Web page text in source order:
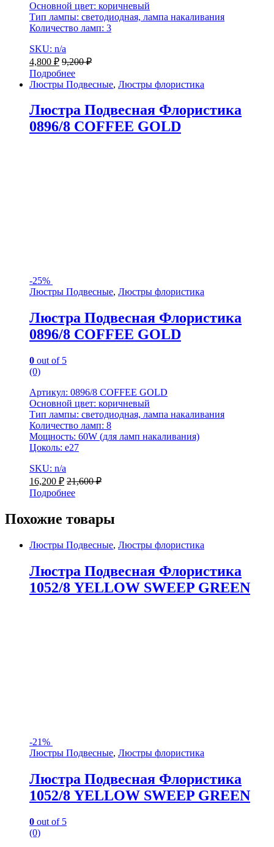
Основной цвет: коричневый
Тип лампы: светодиодная, лампа накаливания
Количество ламп: 3
SKU: n/a
4,800 ₽ 9,200₽
Подробнее
Люстры Подвесные, Люстры флористика
Люстра Подвесная Флористика
0896/8 COFFEE GOLD
-25%
Люстры Подвесные, Люстры флористика
Люстра Подвесная Флористика
0896/8 COFFEE GOLD
0 out of 5
(0)
Артикул: 0896/8 COFFEE GOLD
Основной цвет: коричневый
Тип лампы: светодиодная, лампа накаливания
Количество ламп: 8
Мощность: 60W (для ламп накаливания)
Цоколь: e27
SKU: n/a
16,200 ₽ 21,600₽
Подробнее
Похожие товары
Люстры Подвесные, Люстры флористика
Люстра Подвесная Флористика
1052/8 YELLOW SWEEP GREEN
-21%
Люстры Подвесные, Люстры флористика
Люстра Подвесная Флористика
1052/8 YELLOW SWEEP GREEN
0 out of 5
(0)